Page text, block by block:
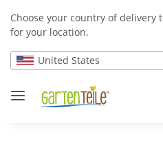
Choose your country of delivery
for your location.
United States